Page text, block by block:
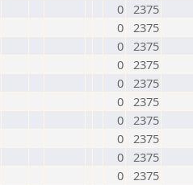
0 2375
0 2375
0 2375
0 2375
0 2375
0 2375
0 2375
0 2375
0 2375
0 2375